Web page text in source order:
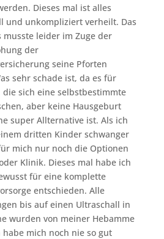
Dieses mal ist alles
und unkompliziert verheilt. Das
musste leider im Zuge der
der
seine Pforten
sehr schade ist, da es für
die sich eine selbstbestimmte
aber keine Hausgeburt
super Allternative ist. Als ich
dritten Kinder schwanger
mich nur noch die Optionen
Klinik. Dieses mal habe ich
für eine komplette
entschieden. Alle
bis auf einen Ultraschall in
wurden von meiner Hebamme
habe mich noch nie so gut